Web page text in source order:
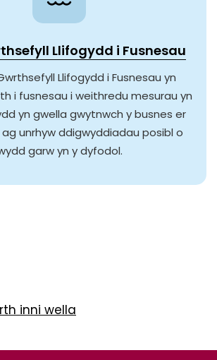
Llifogydd i Fusnesau
Llifogydd i Fusnesau yn
i fusnesau i weithredu mesurau yn
yn gwella gwytnwch y busnes er
unrhyw ddigwyddiadau posibl o
garw yn y dyfodol.
inni wella